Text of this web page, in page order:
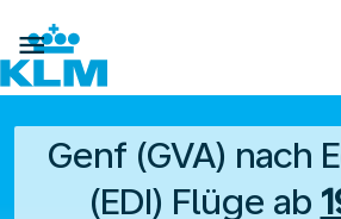

Genf (GVA) nach
(EDI) Flüge ab